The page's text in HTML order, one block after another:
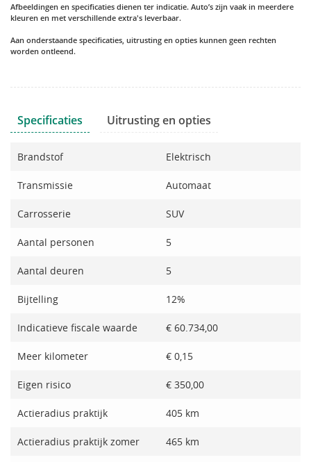
Afbeeldingen en specificaties dienen ter indicatie. Auto’s zijn vaak in meerdere
kleuren en met verschillende extra's leverbaar.
Aan onderstaande specificaties, uitrusting en opties kunnen geen rechten
worden ontleend.
Specificaties Uitrusting en opties
Brandstof Elektrisch
Transmissie Automaat
Carrosserie SUV
Aantal personen 5
Aantal deuren 5
Bijtelling 12%
Indicatieve fiscale waarde € 60.734,00
Meer kilometer € 0,15
Eigen risico € 350,00
Actieradius praktijk 405 km
Actieradius praktijk zomer 465 km